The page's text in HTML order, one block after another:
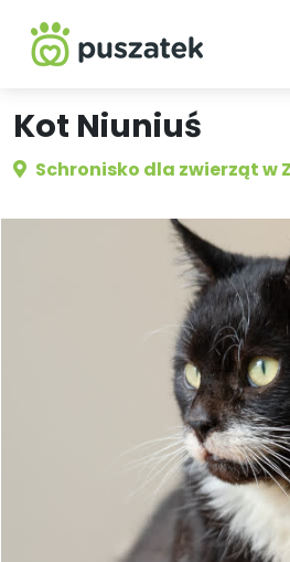
Kot Niuniuś
Schronisko dla zwierząt w